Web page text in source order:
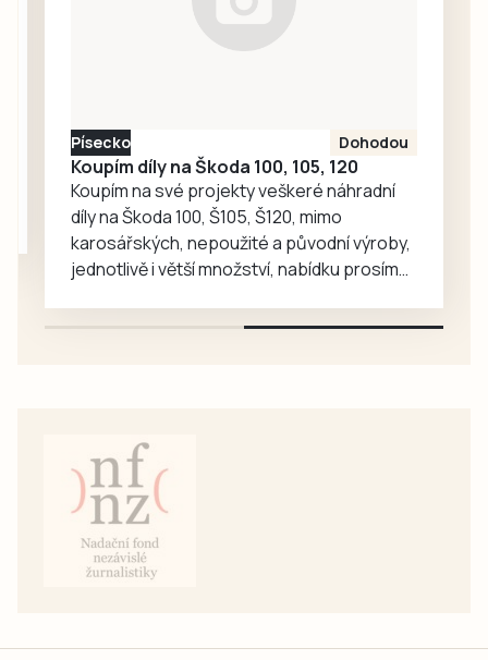
Písecko Dohodou
Koupím díly na Škoda 100, 105, 120
Koupím na své projekty veškeré náhradní
díly na Škoda 100, Š105, Š120, mimo
karosářských, nepoužité a původní výroby,
jednotlivě i větší množství, nabídku prosím